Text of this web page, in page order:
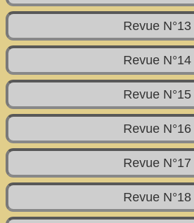
Revue N°13
Revue N°14
Revue N°15
Revue N°16
Revue N°17
Revue N°18